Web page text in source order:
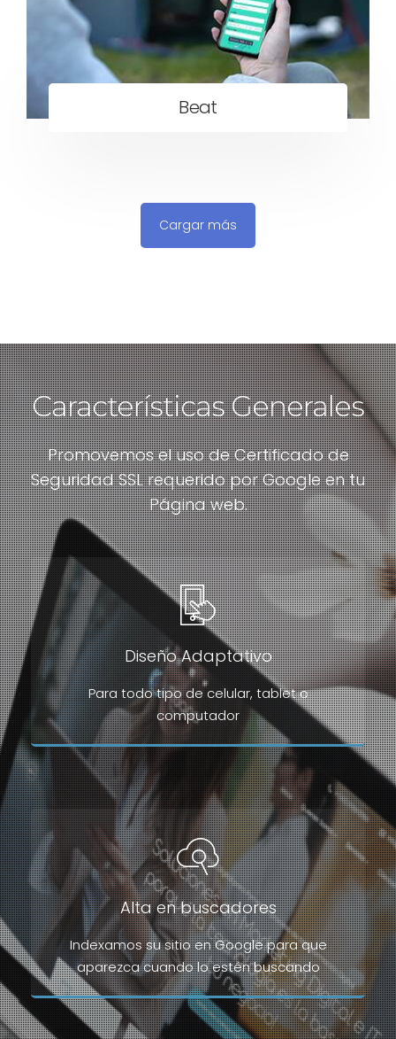
Beat
Cargar más
Características Generales
Promovemos el uso de Certificado de
Seguridad SSL requerido por Google en tu
Página web.
Diseño Adaptativo
Para todo tipo de celular, tablet o
computador
Alta en buscadores
Indexamos su sitio en Google para que
aparezca cuando lo estén buscando